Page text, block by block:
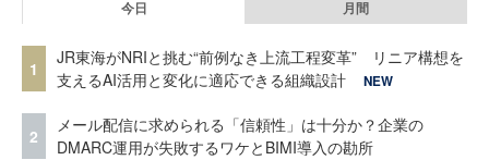
今日 月間
1
JR東海がNRIと挑む“前例なき上流工程変革” リニア構想を
支えるAI活用と変化に適応できる組織設計
NEW
2
メール配信に求められる「信頼性」は十分か？企業の
DMARC運用が失敗するワケとBIMI導入の勘所